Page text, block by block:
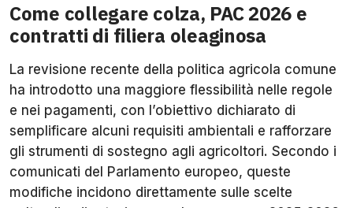
Come collegare colza, PAC 2026 e
contratti di filiera oleaginosa
La revisione recente della politica agricola comune
ha introdotto una maggiore flessibilità nelle regole
e nei pagamenti, con l’obiettivo dichiarato di
semplificare alcuni requisiti ambientali e rafforzare
gli strumenti di sostegno agli agricoltori. Secondo i
comunicati del Parlamento europeo, queste
modifiche incidono direttamente sulle scelte